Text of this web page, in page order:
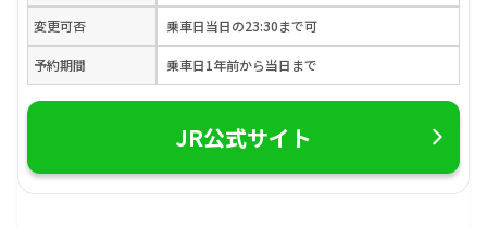
変更可否 乗車日当日の23:30まで可
予約期間 乗車日1年前から当日まで
JR公式サイト